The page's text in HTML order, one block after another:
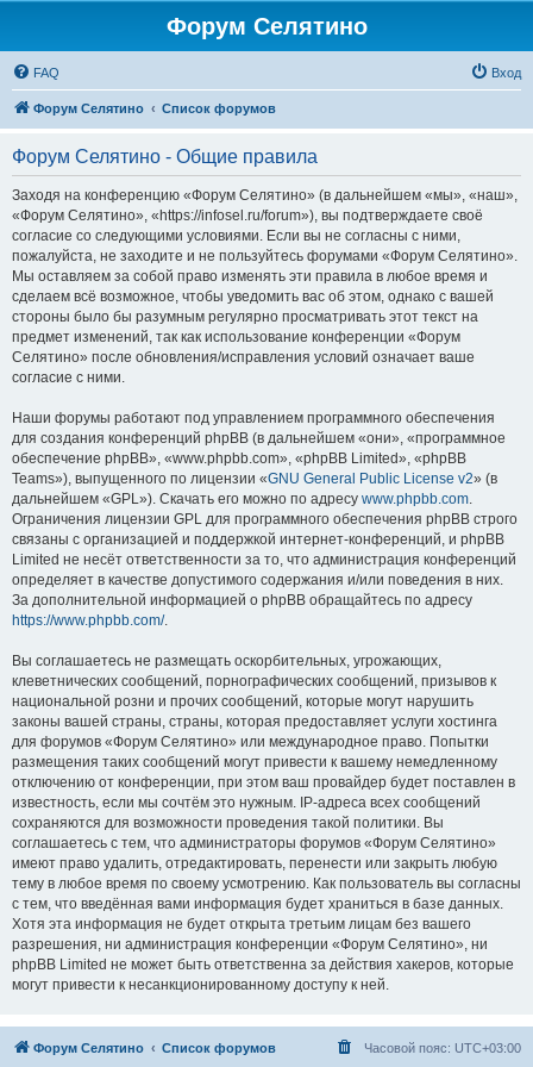
Форум Селятино
FAQ Вход
Форум Селятино Список форумов
Форум Селятино - Общие правила
Заходя на конференцию «Форум Селятино» (в дальнейшем «мы», «наш»,
«Форум Селятино», «https://infosel.ru/forum»), вы подтверждаете своё
согласие со следующими условиями. Если вы не согласны с ними,
пожалуйста, не заходите и не пользуйтесь форумами «Форум Селятино».
Мы оставляем за собой право изменять эти правила в любое время и
сделаем всё возможное, чтобы уведомить вас об этом, однако с вашей
стороны было бы разумным регулярно просматривать этот текст на
предмет изменений, так как использование конференции «Форум
Селятино» после обновления/исправления условий означает ваше
согласие с ними.
Наши форумы работают под управлением программного обеспечения
для создания конференций phpBB (в дальнейшем «они», «программное
обеспечение phpBB», «www.phpbb.com», «phpBB Limited», «phpBB
Teams»), выпущенного по лицензии «GNU General Public License v2» (в
дальнейшем «GPL»). Скачать его можно по адресу www.phpbb.com.
Ограничения лицензии GPL для программного обеспечения phpBB строго
связаны с организацией и поддержкой интернет-конференций, и phpBB
Limited не несёт ответственности за то, что администрация конференций
определяет в качестве допустимого содержания и/или поведения в них.
За дополнительной информацией о phpBB обращайтесь по адресу
https://www.phpbb.com/.
Вы соглашаетесь не размещать оскорбительных, угрожающих,
клеветнических сообщений, порнографических сообщений, призывов к
национальной розни и прочих сообщений, которые могут нарушить
законы вашей страны, страны, которая предоставляет услуги хостинга
для форумов «Форум Селятино» или международное право. Попытки
размещения таких сообщений могут привести к вашему немедленному
отключению от конференции, при этом ваш провайдер будет поставлен в
известность, если мы сочтём это нужным. IP-адреса всех сообщений
сохраняются для возможности проведения такой политики. Вы
соглашаетесь с тем, что администраторы форумов «Форум Селятино»
имеют право удалить, отредактировать, перенести или закрыть любую
тему в любое время по своему усмотрению. Как пользователь вы согласны
с тем, что введённая вами информация будет храниться в базе данных.
Хотя эта информация не будет открыта третьим лицам без вашего
разрешения, ни администрация конференции «Форум Селятино», ни
phpBB Limited не может быть ответственна за действия хакеров, которые
могут привести к несанкционированному доступу к ней.
Форум Селятино Список форумов Часовой пояс: UTC+03:00